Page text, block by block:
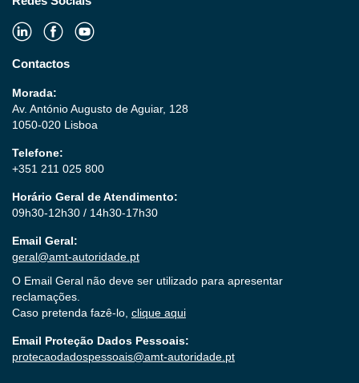
Contactos
Morada:
Av. António Augusto de Aguiar, 128
1050-020 Lisboa
Telefone:
+351 211 025 800
Horário Geral de Atendimento:
09h30-12h30 / 14h30-17h30
Email Geral:
geral@amt-autoridade.pt
O Email Geral não deve ser utilizado para apresentar
reclamações.
Caso pretenda fazê-lo, clique aqui
Email Proteção Dados Pessoais:
protecaodadospessoais@amt-autoridade.pt